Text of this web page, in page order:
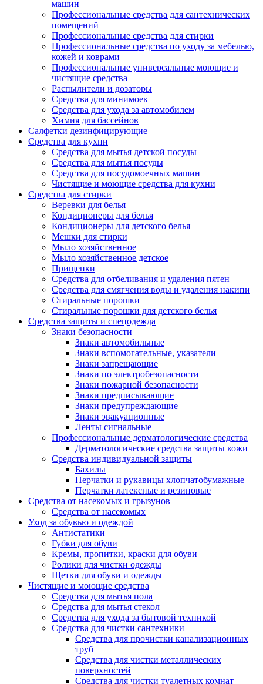
машин
Профессиональные средства для сантехнических
помещений
Профессиональные средства для стирки
Профессиональные средства по уходу за мебелью,
кожей и коврами
Профессиональные универсальные моющие и
чистящие средства
Распылители и дозаторы
Средства для минимоек
Средства для ухода за автомобилем
Химия для бассейнов
Салфетки дезинфицирующие
Средства для кухни
Средства для мытья детской посуды
Средства для мытья посуды
Средства для посудомоечных машин
Чистящие и моющие средства для кухни
Средства для стирки
Веревки для белья
Кондиционеры для белья
Кондиционеры для детского белья
Мешки для стирки
Мыло хозяйственное
Мыло хозяйственное детское
Прищепки
Средства для отбеливания и удаления пятен
Средства для смягчения воды и удаления накипи
Стиральные порошки
Стиральные порошки для детского белья
Средства защиты и спецодежда
Знаки безопасности
Знаки автомобильные
Знаки вспомогательные, указатели
Знаки запрещающие
Знаки по электробезопасности
Знаки пожарной безопасности
Знаки предписывающие
Знаки предупреждающие
Знаки эвакуационные
Ленты сигнальные
Профессиональные дерматологические средства
Дерматологические средства защиты кожи
Средства индивидуальной защиты
Бахилы
Перчатки и рукавицы хлопчатобумажные
Перчатки латексные и резиновые
Средства от насекомых и грызунов
Средства от насекомых
Уход за обувью и одеждой
Антистатики
Губки для обуви
Кремы, пропитки, краски для обуви
Ролики для чистки одежды
Щетки для обуви и одежды
Чистящие и моющие средства
Средства для мытья пола
Средства для мытья стекол
Средства для ухода за бытовой техникой
Средства для чистки сантехники
Средства для прочистки канализационных
труб
Средства для чистки металлических
поверхностей
Средства для чистки туалетных комнат